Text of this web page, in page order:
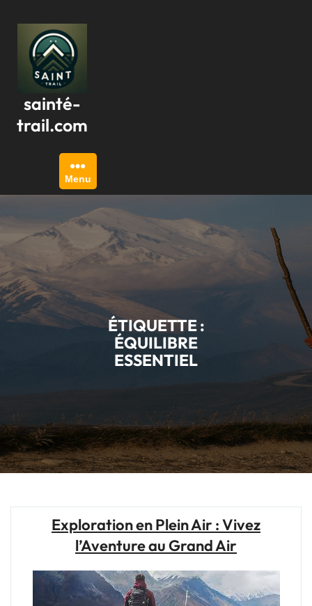
contenu
sainté-
trail.com
Menu
ÉTIQUETTE :
ÉQUILIBRE
ESSENTIEL
Exploration en Plein Air : Vivez
l’Aventure au Grand Air